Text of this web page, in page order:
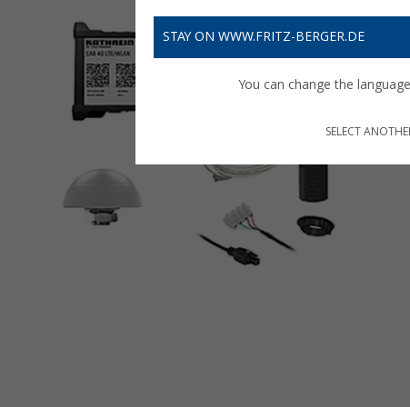
STAY ON WWW.FRITZ-BERGER.DE
You can change the
SELECT